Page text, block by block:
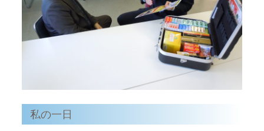
私の一日